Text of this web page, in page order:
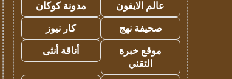
عالم الايفون
مدونة كوكان
صحيفة نهج
كار نيوز
موقع خبرة
التقني
أناقة أنثى